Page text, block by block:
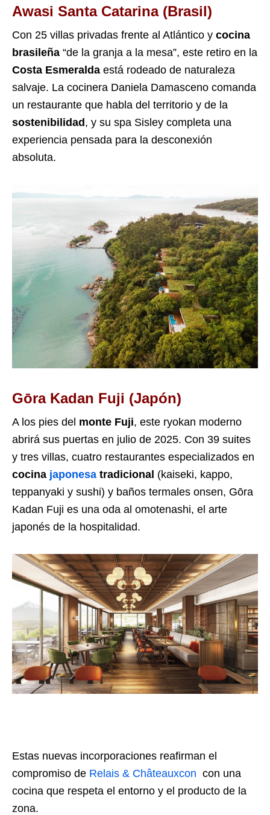
Awasi Santa Catarina (Brasil)
Con 25 villas privadas frente al Atlántico y cocina
brasileña “de la granja a la mesa”, este retiro en la
Costa Esmeralda está rodeado de naturaleza
salvaje. La cocinera Daniela Damasceno comanda
un restaurante que habla del territorio y de la
sostenibilidad , y su spa Sisley completa una
experiencia pensada para la desconexión
absoluta.
Gōra Kadan Fuji (Japón)
A los pies del monte Fuji, este ryokan moderno
abrirá sus puertas en julio de 2025. Con 39 suites
y tres villas, cuatro restaurantes especializados en
cocina japonesa tradicional (kaiseki, kappo,
teppanyaki y sushi) y baños termales onsen, Gōra
Kadan Fuji es una oda al omotenashi, el arte
japonés de la hospitalidad.
Estas nuevas incorporaciones reafirman el
compromiso de Relais & Châteauxcon con una
cocina que respeta el entorno y el producto de la
zona.